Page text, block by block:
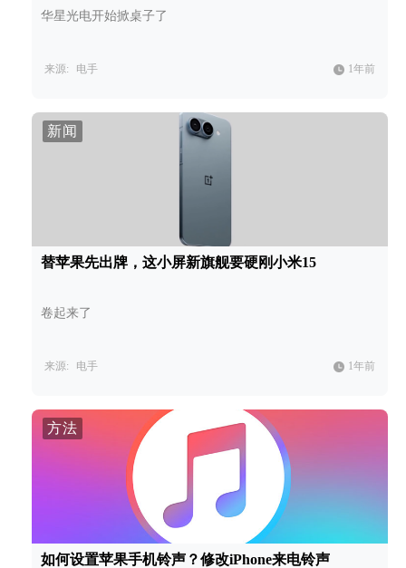
华星光电开始掀桌子了
来源: 电手 1年前
新闻
替苹果先出牌，这小屏新旗舰要硬刚小米15
卷起来了
来源: 电手 1年前
方法
如何设置苹果手机铃声？修改iPhone来电铃声